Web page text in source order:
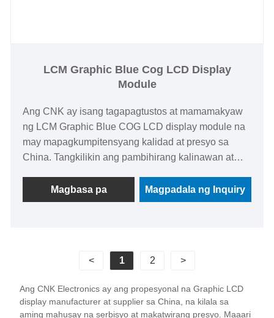
LCM Graphic Blue Cog LCD Display
Module
Ang CNK ay isang tagapagtustos at mamamakyaw
ng LCM Graphic Blue COG LCD display module na
may mapagkumpitensyang kalidad at presyo sa
China. Tangkilikin ang pambihirang kalinawan at
na graphic display. Ang bawat detalye ay nai -render
na may katumpakan, paggawa ng teksto, graphics,
Magbasa pa Magpadala ng Inquiry
< 1 2 >
Ang CNK Electronics ay ang propesyonal na Graphic LCD
display manufacturer at supplier sa China, na kilala sa
aming mahusay na serbisyo at makatwirang presyo. Maaari